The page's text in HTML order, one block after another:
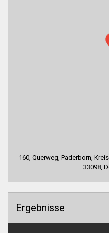
160, Querweg, Paderborn,
33098,
Ergebnisse